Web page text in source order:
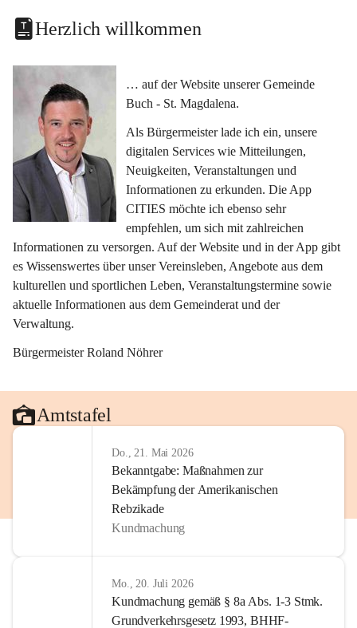
Herzlich willkommen
… auf der Website unserer Gemeinde
Buch - St. Magdalena.
Als Bürgermeister lade ich ein, unsere
digitalen Services wie Mitteilungen,
Neuigkeiten, Veranstaltungen und
Informationen zu erkunden. Die App
CITIES möchte ich ebenso sehr
empfehlen, um sich mit zahlreichen
Informationen zu versorgen. Auf der Website und in der App gibt
es Wissenswertes über unser Vereinsleben, Angebote aus dem
kulturellen und sportlichen Leben, Veranstaltungstermine sowie
aktuelle Informationen aus dem Gemeinderat und der
Verwaltung.
Bürgermeister Roland Nöhrer
Amtstafel
Do., 21. Mai 2026
Bekanntgabe: Maßnahmen zur
Bekämpfung der Amerikanischen
Rebzikade
Kundmachung
Mo., 20. Juli 2026
Kundmachung gemäß § 8a Abs. 1-3 Stmk.
Grundverkehrsgesetz 1993, BHHF-